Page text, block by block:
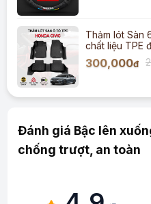
Thảm lót Sàn
chất liệu TPE
300,000đ
Đánh giá Bậc lên
chống trượt, an toàn